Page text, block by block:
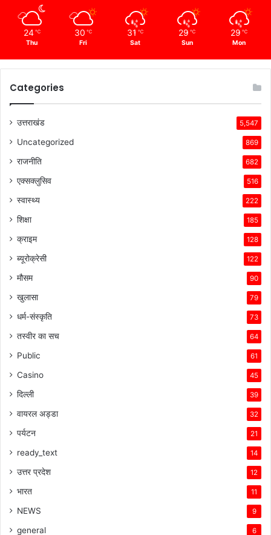
24 ℃
Thu
30 ℃
Fri
31 ℃
Sat
29 ℃
Sun
29 ℃
Mon
Categories
उत्तराखंड 5,547
Uncategorized 869
राजनीति 682
एक्सक्लुसिव 516
स्वास्थ्य 222
शिक्षा 185
क्राइम 128
ब्यूरोक्रेसी 122
मौसम 90
खुलासा 79
धर्म-संस्कृति 73
तस्वीर का सच 64
Public 61
Casino 45
दिल्ली 39
वायरल अड्डा 32
पर्यटन 21
ready_text 14
उत्तर प्रदेश 12
भारत 11
NEWS 9
general 6